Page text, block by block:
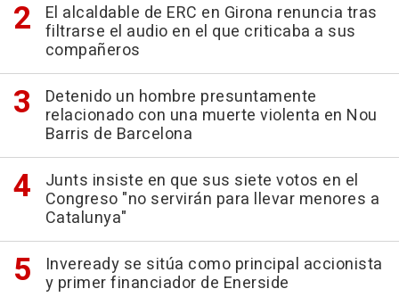
El alcaldable de ERC en Girona renuncia tras
filtrarse el audio en el que criticaba a sus
compañeros
Detenido un hombre presuntamente
relacionado con una muerte violenta en Nou
Barris de Barcelona
Junts insiste en que sus siete votos en el
Congreso "no servirán para llevar menores a
Catalunya"
Inveready se sitúa como principal accionista
y primer financiador de Enerside